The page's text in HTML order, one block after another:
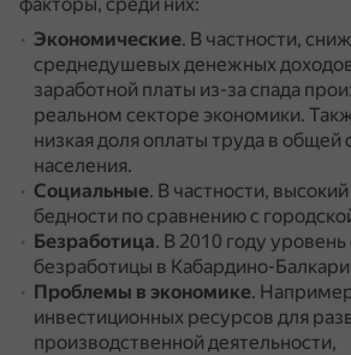
Экономические. В частности,
среднедушевых денежных
заработной платы из-за спада
реальном секторе экономики.
низкая доля оплаты труда в общей
населения.
Социальные. В частности,
бедности по сравнению с
Безработица. В 2010 году
безработицы в Кабардино-
Проблемы в экономике.
инвестиционных ресурсов для
производственной деятельности,